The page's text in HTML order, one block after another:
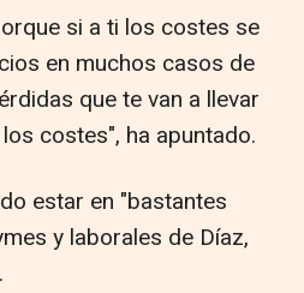
si a ti los costes se
en muchos casos de
que te van a llevar
costes", ha apuntado.
estar en "bastantes
y laborales de Díaz,